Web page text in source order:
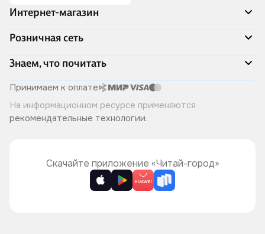
Интернет-магазин
Акции
Доставка и оплата
Программа лояльности
Подарочные сертификаты
Правила продажи
Политика конфиденциальности
Розничная сеть
Адреса магазинов
Книжный Дозор
О компании
Читай-город для бизнеса
Хотите у нас работать?
Знаем, что почитать
Скоро в продаже
Лучшие из лучших
Читай-журнал
Принимаем к оплате
На информационном ресурсе применяются
рекомендательные технологии.
Скачайте приложение «Читай-город»